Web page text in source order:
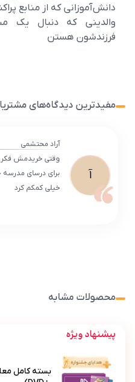
دانش‌آموزانی که از منابع
والدینی که دنبال یک
فرزندشون هستن
مفیدترین دیدگاه‌های
آ
آراد محتشمی
وقتی خریدمش فکر
برای درسای
خیلی کمکم کرد
محصولات مشابه
پیشنهاد ویژه